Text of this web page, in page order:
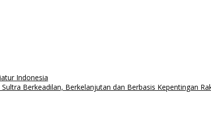
Indonesia
Berkeadilan, Berkelanjutan dan Berbasis Kepentingan